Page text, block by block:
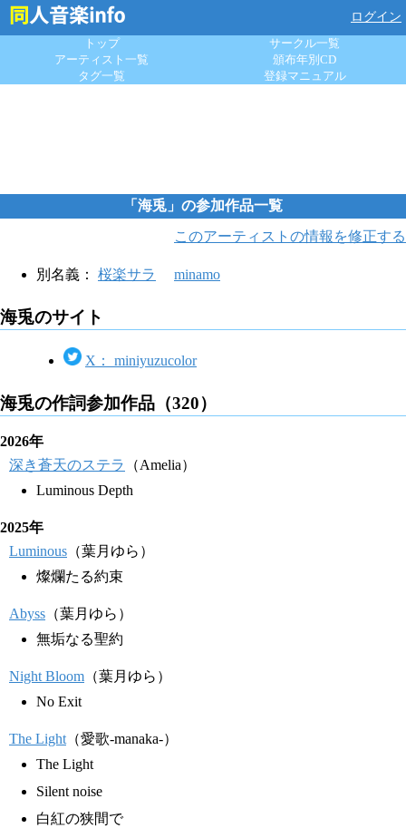
ログイン
トップ
サークル一覧
アーティスト一覧
頒布年別CD
タグ一覧
登録マニュアル
「海兎」の参加作品一覧
このアーティストの情報を修正する
別名義： 桜楽サラ minamo
海兎のサイト
X： miniyuzucolor
海兎の作詞参加作品（320）
2026年
深き蒼天のステラ
（Amelia）
Luminous Depth
2025年
Luminous （葉月ゆら）
燦爛たる約束
Abyss （葉月ゆら）
無垢なる聖約
Night Bloom （葉月ゆら）
No Exit
The Light （愛歌-manaka-）
The Light
Silent noise
白紅の狭間で